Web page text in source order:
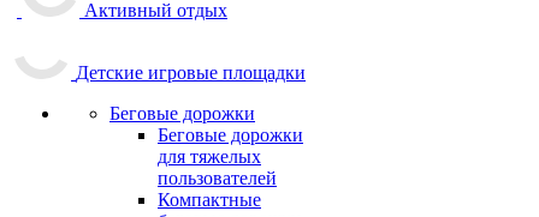
Активный отдых
Детские игровые площадки
Беговые дорожки
Беговые дорожки
для тяжелых
пользователей
Компактные